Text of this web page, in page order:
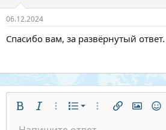
06.12.2024
Спасибо вам, за развёрнутый ответ.
Полужирный
КурсивДополнительные
Список Ссылка